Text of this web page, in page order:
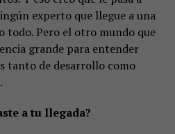
experto que llegue a una
todo. Pero el otro mundo que
grande para entender
tanto de desarrollo como
a tu llegada?